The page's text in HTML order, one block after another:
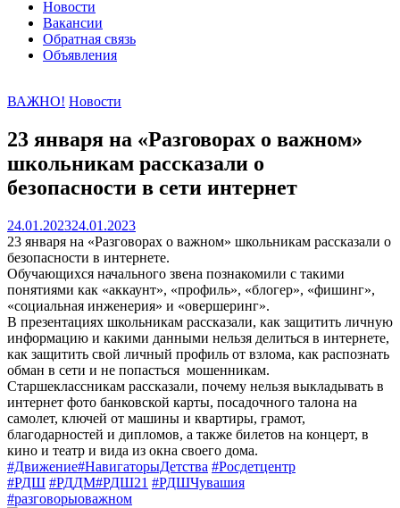
Новости
Вакансии
Обратная связь
Объявления
ВАЖНО! Новости
23 января на «Разговорах о важном»
школьникам рассказали о
безопасности в сети интернет
24.01.202324.01.2023
23 января на «Разговорах о важном» школьникам рассказали о
безопасности в интернете.
Обучающихся начального звена познакомили с такими
понятиями как «аккаунт», «профиль», «блогер», «фишинг»,
«социальная инженерия» и «овершеринг».
В презентациях школьникам рассказали, как защитить личную
информацию и какими данными нельзя делиться в интернете,
как защитить свой личный профиль от взлома, как распознать
обман в сети и не попасться мошенникам.
Старшеклассникам рассказали, почему нельзя выкладывать в
интернет фото банковской карты, посадочного талона на
самолет, ключей от машины и квартиры, грамот,
благодарностей и дипломов, а также билетов на концерт, в
кино и театр и вида из окна своего дома.
#Движение#НавигаторыДетства #Росдетцентр
#РДШ #РДДМ#РДШ21 #РДШЧувашия
#разговорыоважном